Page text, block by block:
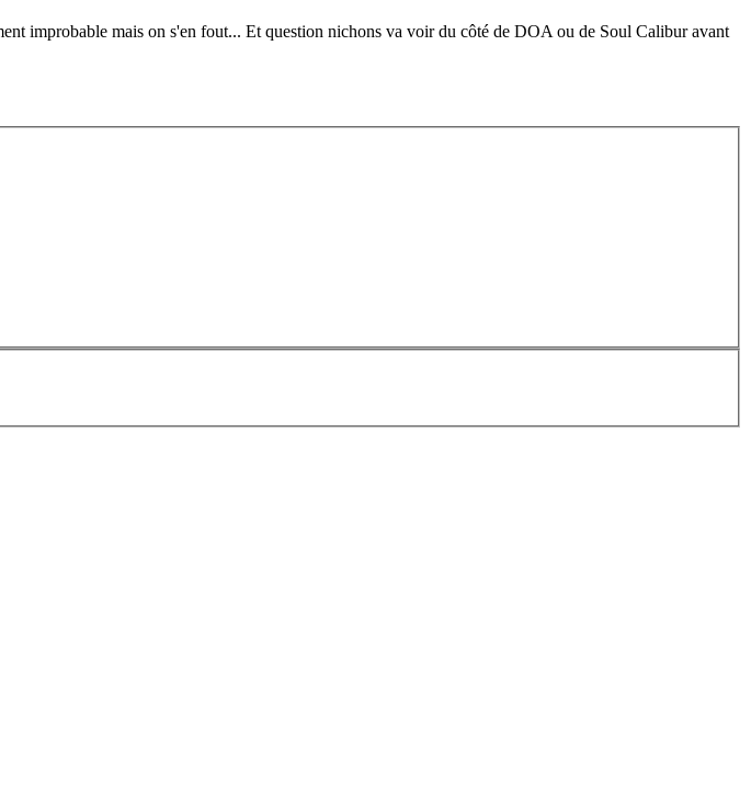
improbable mais on s'en fout... Et question nichons va voir du côté de DOA ou de Soul Calibur avant